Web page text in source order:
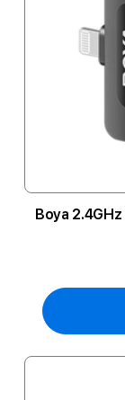
Boya